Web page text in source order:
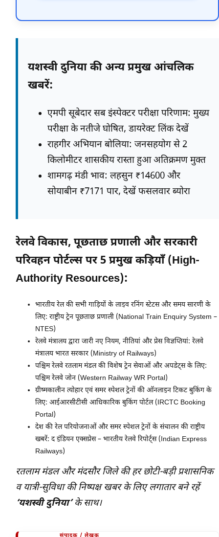
यशस्वी दुनिया की अन्य प्रमुख आंचलिक
खबरें:
एमपी सूबेदार सब इंस्पेक्टर परीक्षा परिणाम: मुख्य
परीक्षा के नतीजे घोषित, डायरेक्ट लिंक देखें
राहगीर अभियान बोलिया: जनसहयोग से 2
किलोमीटर शासकीय रास्ता हुआ अतिक्रमण मुक्त
शामगढ़ मंडी भाव: लहसुन ₹14600 और
सोयाबीन ₹7171 पार, देखें फसलवार ब्योरा
रेलवे विकास, पूछताछ प्रणाली और सरकारी
परिवहन पोर्टल्स पर 5 प्रमुख कड़ियाँ (High-
Authority Resources):
भारतीय रेल की सभी गाड़ियों के लाइव रनिंग स्टेटस और समय सारणी के
लिए: राष्ट्रीय ट्रेन पूछताछ प्रणाली (National Train Enquiry System –
NTES)
रेलवे मंत्रालय द्वारा जारी नए नियम, नीतियां और प्रेस विज्ञप्तियां: रेलवे
मंत्रालय भारत सरकार (Ministry of Railways)
पश्चिम रेलवे रतलाम मंडल की विशेष ट्रेन सेवाओं और अपडेट्स के लिए:
पश्चिम रेलवे जोन (Western Railway WR Portal)
ग्रीष्मकालीन त्योहार एवं समर स्पेशल ट्रेनों की ऑनलाइन टिकट बुकिंग के
लिए: आईआरसीटीसी आधिकारिक बुकिंग पोर्टल (IRCTC Booking
Portal)
देश की रेल परियोजनाओं और समर स्पेशल ट्रेनों के संचालन की राष्ट्रीय
खबरें: द इंडियन एक्सप्रेस – भारतीय रेलवे रिपोर्ट्स (Indian Express
Railways)
रतलाम मंडल और मंदसौर जिले की हर छोटी-बड़ी प्रशासनिक
व यात्री-सुविधा की निष्पक्ष खबर के लिए लगातार बने रहें
‘यशस्वी दुनिया’के साथ।
संपादक / लेखक